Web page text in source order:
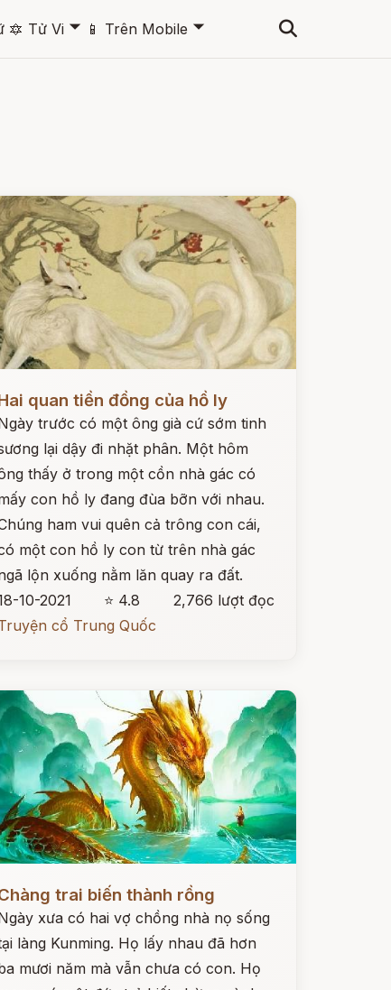
🔯 Tử Vi 🞃 📱 Trên Mobile 🞃
quan tiền đồng của hồ ly
trước có một ông già cứ sớm tinh
lại dậy đi nhặt phân. Một hôm
thấy ở trong một cồn nhà gác có
con hồ ly đang đùa bỡn với nhau.
ham vui quên cả trông con cái,
một con hồ ly con từ trên nhà gác
lộn xuống nằm lăn quay ra đất.
10-2021
⭐ 4.8
2,766 lượt đọc
cổ Trung Quốc
trai biến thành rồng
xưa có hai vợ chồng nhà nọ sống
làng Kunming. Họ lấy nhau đã hơn
mươi năm mà vẫn chưa có con. Họ